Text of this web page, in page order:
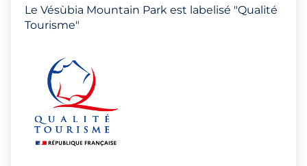
Le Vésùbia Mountain Park est labelisé "Qualité
Tourisme"